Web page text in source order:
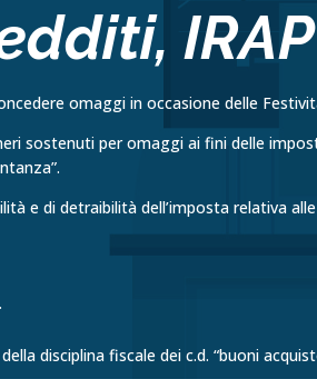
IRAP
omaggi in occasione delle
sostenuti per omaggi ai fini delle
e di detraibilità dell’imposta relativa
disciplina fiscale dei c.d. “buoni